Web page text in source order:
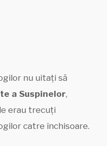
nu uitați să
a Suspinelor,
erau trecuți
catre închisoare.